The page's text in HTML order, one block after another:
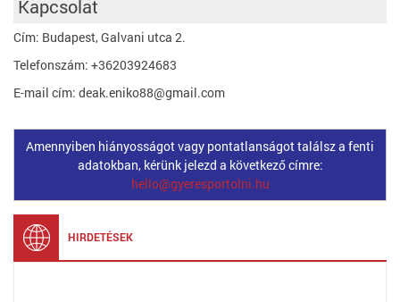
Kapcsolat
Cím: Budapest, Galvani utca 2.
Telefonszám: +36203924683
E-mail cím: deak.eniko88@gmail.com
Amennyiben hiányosságot vagy pontatlanságot találsz a fenti
adatokban, kérünk jelezd a következő címre:
hello@gyeresportolni.hu
HIRDETÉSEK